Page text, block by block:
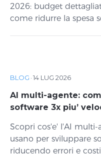
2026: budget
come ridurre la spesa
BLOG ·14 LUG 2026
AI multi-agente:
software 3x piu’
Scopri cos'e' l'AI
usano per sviluppare
riducendo errori e